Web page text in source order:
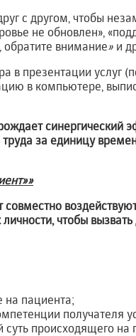
с другом, чтобы
не обновлен»,
обратите внимание» и
в презентации услуг
в компьютере,
синергический
за единицу
чтобы
на пациента;
получателя
происходящего на